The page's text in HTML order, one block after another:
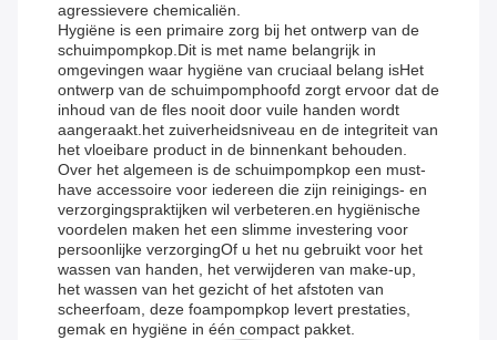
agressievere chemicaliën.
Hygiëne is een primaire zorg bij het ontwerp van de
schuimpompkop.Dit is met name belangrijk in
omgevingen waar hygiëne van cruciaal belang isHet
ontwerp van de schuimpomphoofd zorgt ervoor dat de
inhoud van de fles nooit door vuile handen wordt
aangeraakt.het zuiverheidsniveau en de integriteit van
het vloeibare product in de binnenkant behouden.
Over het algemeen is de schuimpompkop een must-
have accessoire voor iedereen die zijn reinigings- en
verzorgingspraktijken wil verbeteren.en hygiënische
voordelen maken het een slimme investering voor
persoonlijke verzorgingOf u het nu gebruikt voor het
wassen van handen, het verwijderen van make-up,
het wassen van het gezicht of het afstoten van
scheerfoam, deze foampompkop levert prestaties,
gemak en hygiëne in één compact pakket.